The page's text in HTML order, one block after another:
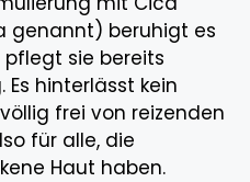
genannt) beruhigt es
sie bereits
hinterlässt kein
frei von reizenden
für alle, die
Haut haben.